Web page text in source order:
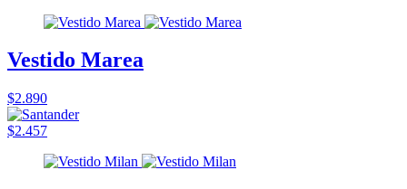
Vestido Marea
$2.890
$2.457